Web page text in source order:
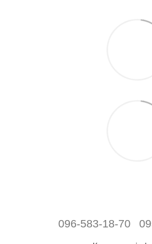
096-583-18-70